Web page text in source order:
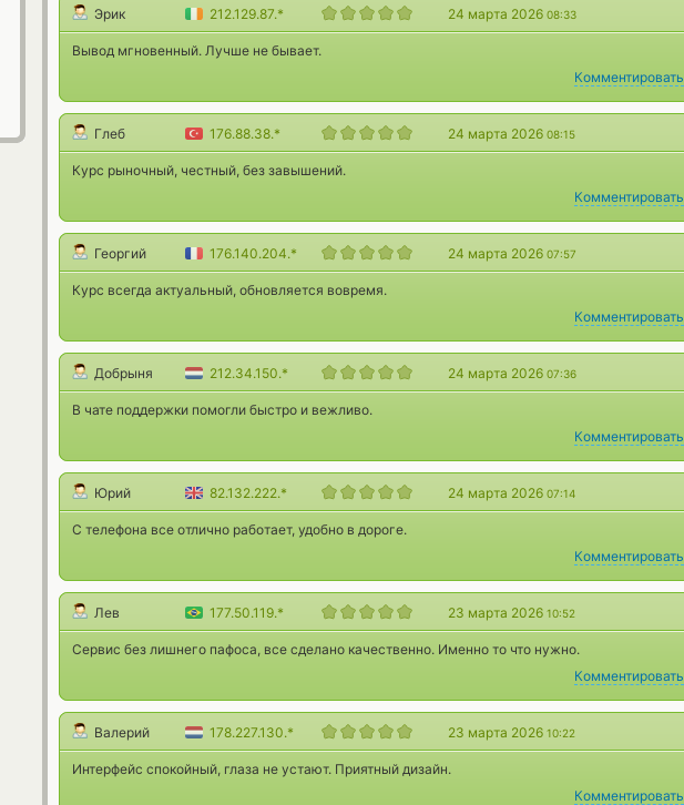
Эрик 212.129.87.* 24 марта 2026 08:33
Вывод мгновенный. Лучше не бывает.
Комментировать
Глеб 176.88.38.* 24 марта 2026 08:15
Курс рыночный, честный, без завышений.
Комментировать
Георгий 176.140.204.* 24 марта 2026 07:57
Курс всегда актуальный, обновляется вовремя.
Комментировать
Добрыня 212.34.150.* 24 марта 2026 07:36
В чате поддержки помогли быстро и вежливо.
Комментировать
Юрий 82.132.222.* 24 марта 2026 07:14
С телефона все отлично работает, удобно в дороге.
Комментировать
Лев 177.50.119.* 23 марта 2026 10:52
Сервис без лишнего пафоса, все сделано качественно. Именно то что нужно.
Комментировать
Валерий 178.227.130.* 23 марта 2026 10:22
Интерфейс спокойный, глаза не устают. Приятный дизайн.
Комментировать